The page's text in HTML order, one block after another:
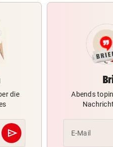
die
send
Abschicken
Abends
E-Mail